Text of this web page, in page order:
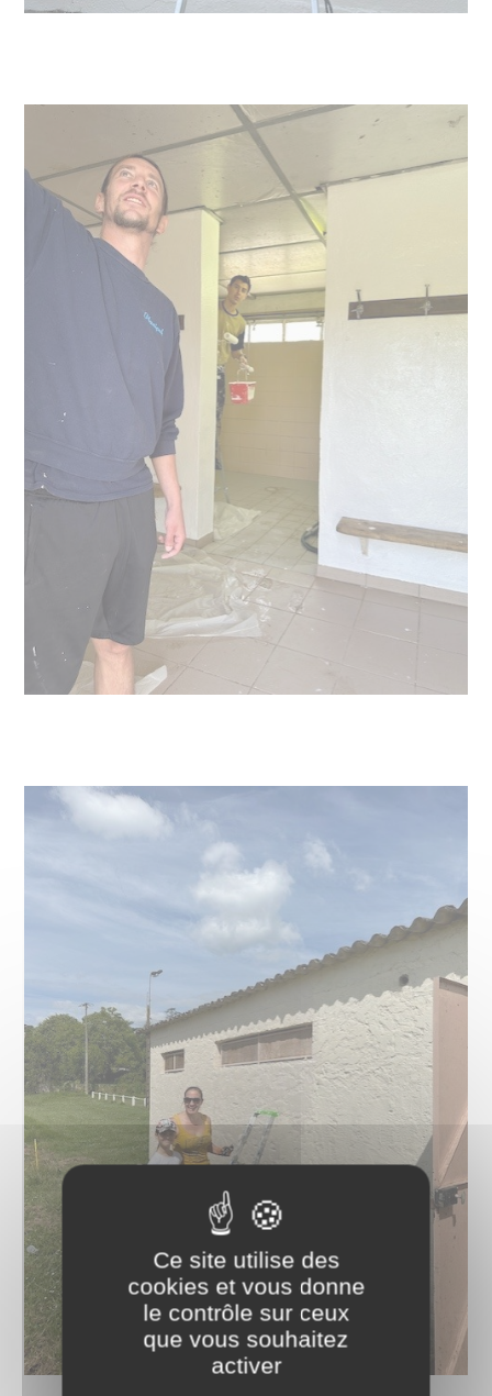
Ce site utilise des
cookies et vous donne
le contrôle sur ceux
que vous souhaitez
activer